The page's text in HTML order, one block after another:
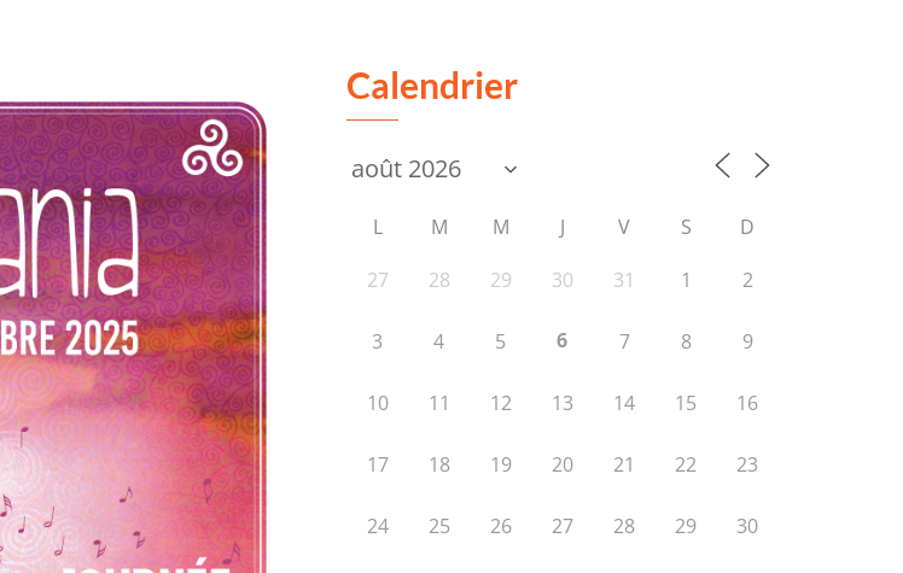
Calendrier
L M M J V S
D
27
28 29 30 31 1 2
3 4 5 6 7 8 9
10 11 12 13 14 15 16
17 18 19 20 21 22 23
24 25 26 27 28 29 30